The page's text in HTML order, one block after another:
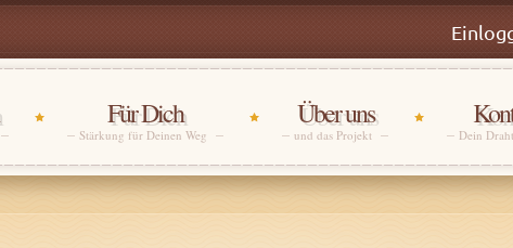
Für Dich
Stärkung für Deinen Weg
Über uns
und das Projekt Dein